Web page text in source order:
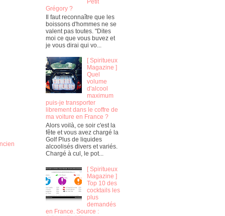
Petit
Grégory ?
Il faut reconnaître que les
boissons d'hommes ne se
valent pas toutes. "Dites
moi ce que vous buvez et
je vous dirai qui vo...
[ Spiritueux
Magazine ]
Quel
volume
d'alcool
maximum
puis-je transporter
librement dans le coffre de
ma voiture en France ?
Alors voilà, ce soir c'est la
fête et vous avez chargé la
Golf Plus de liquides
alcoolisés divers et variés.
Chargé à cul, le pot...
[ Spiritueux
Magazine ]
Top 10 des
cocktails les
plus
demandés
en France. Source :